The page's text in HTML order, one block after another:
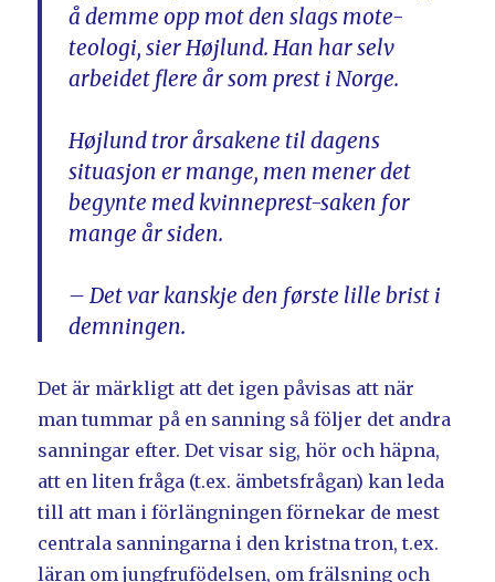
å demme opp mot den slags mote-
teologi, sier Højlund. Han har selv
arbeidet flere år som prest i Norge.
Højlund tror årsakene til dagens
situasjon er mange, men mener det
begynte med kvinneprest-saken for
mange år siden.
– Det var kanskje den første lille brist i
demningen.
Det är märkligt att det igen påvisas att när
man tummar på en sanning så följer det andra
sanningar efter. Det visar sig, hör och häpna,
att en liten fråga (t.ex. ämbetsfrågan) kan leda
till att man i förlängningen förnekar de mest
centrala sanningarna i den kristna tron, t.ex.
läran om jungfrufödelsen, om frälsning och